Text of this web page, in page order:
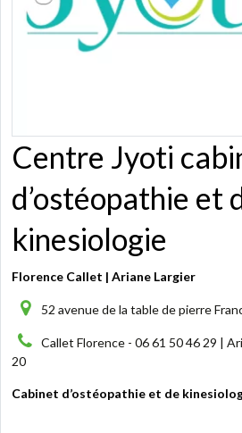
Centre Jyoti
d’ostéopathie et
kinesiologie
Florence Callet | Ariane Largier
52 avenue de la table de pierre
Callet Florence - 06 61 50 46 29 |
20
Cabinet d’ostéopathie et de